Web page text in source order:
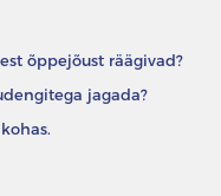
õppejõust räägivad?
jagada?